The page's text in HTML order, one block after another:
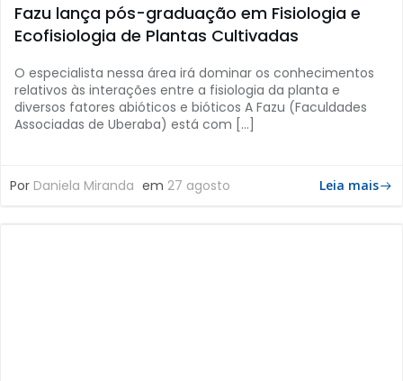
Fazu lança pós-graduação em Fisiologia e
Ecofisiologia de Plantas Cultivadas
O especialista nessa área irá dominar os conhecimentos
relativos às interações entre a fisiologia da planta e
diversos fatores abióticos e bióticos A Fazu (Faculdades
Associadas de Uberaba) está com […]
Por Daniela Miranda em 27 agosto Leia mais